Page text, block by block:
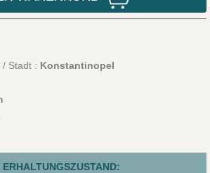
Stadt : Konstantinopel